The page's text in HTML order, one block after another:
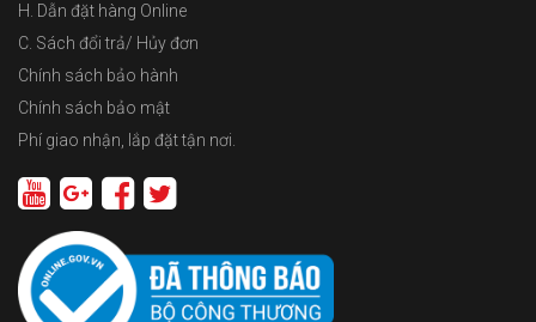
H. Dẫn đặt hàng Online
C. Sách đổi trả/ Hủy đơn
Chính sách bảo hành
Chính sách bảo mật
Phí giao nhận, lắp đặt tận nơi.